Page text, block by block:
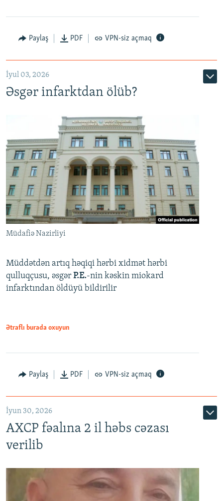
Auto 240p 360p 480p
720p 1080p
Paylaş PDF VPN-siz açmaq
İyul 03, 2026
Əsgər infarktdan ölüb?
Müdafiə Nazirliyi
Müddətdən artıq həqiqi hərbi xidmət hərbi
qulluqçusu, əsgər P.E.-nin kəskin miokard
infarktından öldüyü bildirilir
Ətraflı burada oxuyun
Paylaş PDF VPN-siz açmaq
İyun 30, 2026
AXCP fəalına 2 il həbs cəzası
verilib